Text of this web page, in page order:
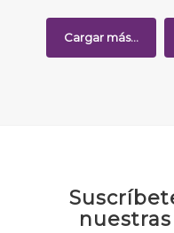
Cargar más...